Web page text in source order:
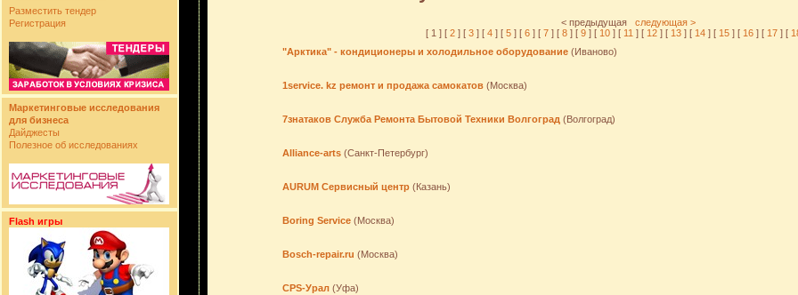
Разместить тендер
Регистрация
Маркетинговые исследования
для бизнеса
Дайджесты
Полезное об исследованиях
Flash игры
< предыдущая следующая >
[ 1 ] [2 ] [3 ] [4 ] [5 ] [6 ] [7 ] [8 ] [9 ] [10 ] [11 ] [12 ] [13 ] [14 ] [15 ] [16 ] [17 ] [
"Арктика" - кондиционеры и холодильное оборудование (Иваново)
1service. kz ремонт и продажа самокатов (Москва)
7знатаков Служба Ремонта Бытовой Техники Волгоград (Волгоград)
Alliance-arts (Санкт-Петербург)
AURUM Сервисный центр (Казань)
Boring Service (Москва)
Bosch-repair.ru (Москва)
CPS-Урал (Уфа)